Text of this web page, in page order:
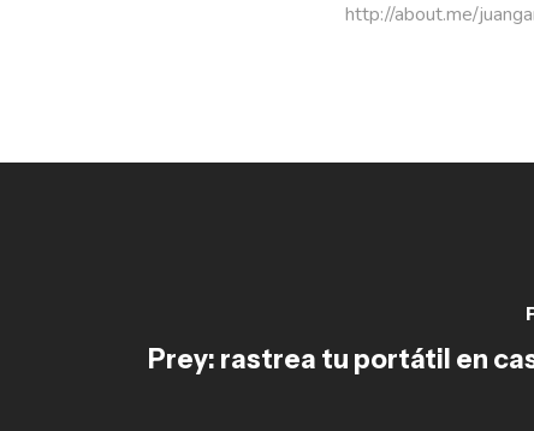
http://about.me/
Prey: rastrea tu portátil en